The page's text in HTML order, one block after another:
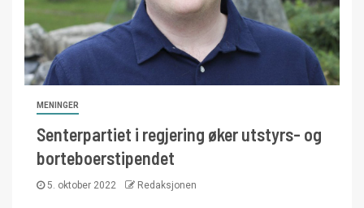
MENINGER
Senterpartiet i regjering øker utstyrs- og
borteboerstipendet
5. oktober 2022 Redaksjonen